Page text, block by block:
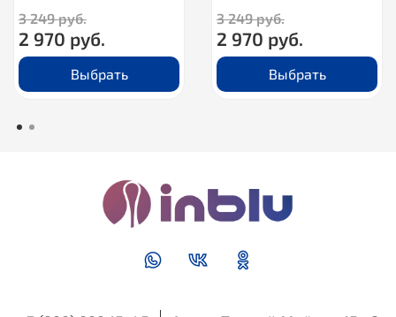
3 249 руб.
2 970 руб.
Выбрать
3 249 руб.
2 970 руб.
Выбрать